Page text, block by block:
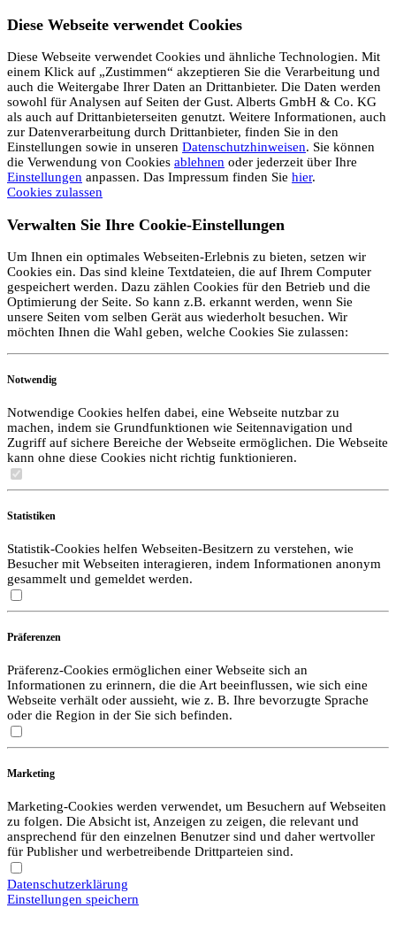
Diese Webseite verwendet Cookies
Diese Webseite verwendet Cookies und ähnliche Technologien. Mit
einem Klick auf „Zustimmen“ akzeptieren Sie die Verarbeitung und
auch die Weitergabe Ihrer Daten an Drittanbieter. Die Daten werden
sowohl für Analysen auf Seiten der Gust. Alberts GmbH & Co. KG
als auch auf Drittanbieterseiten genutzt. Weitere Informationen, auch
zur Datenverarbeitung durch Drittanbieter, finden Sie in den
Einstellungen sowie in unseren Datenschutzhinweisen. Sie können
die Verwendung von Cookies ablehnen oder jederzeit über Ihre
Einstellungen anpassen. Das Impressum finden Sie hier.
Cookies zulassen
Verwalten Sie Ihre Cookie-Einstellungen
Um Ihnen ein optimales Webseiten-Erlebnis zu bieten, setzen wir
Cookies ein. Das sind kleine Textdateien, die auf Ihrem Computer
gespeichert werden. Dazu zählen Cookies für den Betrieb und die
Optimierung der Seite. So kann z.B. erkannt werden, wenn Sie
unsere Seiten vom selben Gerät aus wiederholt besuchen. Wir
möchten Ihnen die Wahl geben, welche Cookies Sie zulassen:
Notwendig
Notwendige Cookies helfen dabei, eine Webseite nutzbar zu
machen, indem sie Grundfunktionen wie Seitennavigation und
Zugriff auf sichere Bereiche der Webseite ermöglichen. Die Webseite
kann ohne diese Cookies nicht richtig funktionieren.
Statistiken
Statistik-Cookies helfen Webseiten-Besitzern zu verstehen, wie
Besucher mit Webseiten interagieren, indem Informationen anonym
gesammelt und gemeldet werden.
Präferenzen
Präferenz-Cookies ermöglichen einer Webseite sich an
Informationen zu erinnern, die die Art beeinflussen, wie sich eine
Webseite verhält oder aussieht, wie z. B. Ihre bevorzugte Sprache
oder die Region in der Sie sich befinden.
Marketing
Marketing-Cookies werden verwendet, um Besuchern auf Webseiten
zu folgen. Die Absicht ist, Anzeigen zu zeigen, die relevant und
ansprechend für den einzelnen Benutzer sind und daher wertvoller
für Publisher und werbetreibende Drittparteien sind.
Datenschutzerklärung
Einstellungen speichern